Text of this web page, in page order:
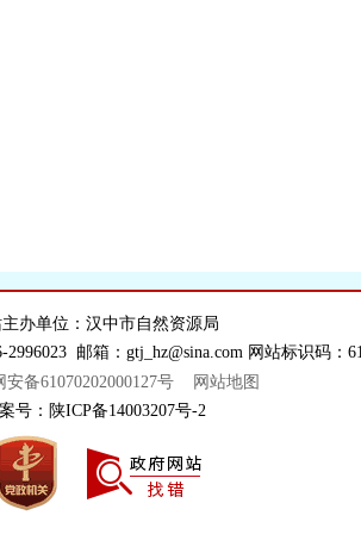
主办单位：汉中市自然资源局
邮箱：gtj_hz@sina.com 网站标识码：
安备61070202000127号
网站地图
号：陕ICP备14003207号-2